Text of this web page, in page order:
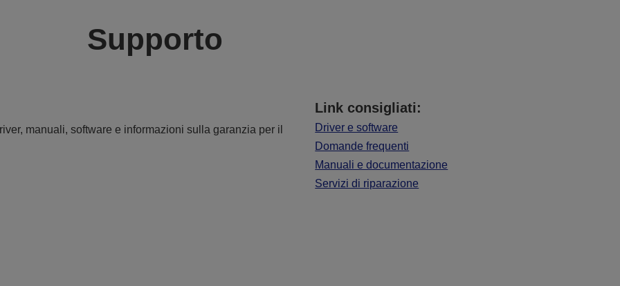
Supporto
manuali, software e informazioni sulla garanzia per il
Link consigliati:
Driver e software
Domande frequenti
Manuali e documentazione
Servizi di riparazione